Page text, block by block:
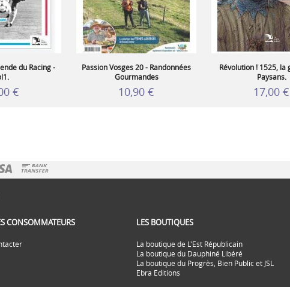
du Racing -
€
Passion Vosges 20 - Randonnées
Gourmandes
10,90 €
Révolution ! 1525, la
Paysans.
17,00 €
CONSOMMATEURS LES BOUTIQUES
La boutique de L'Est Républicain
La boutique du Dauphiné Libéré
La boutique du Progrès, Bien Public et JSL
Ebra Editions